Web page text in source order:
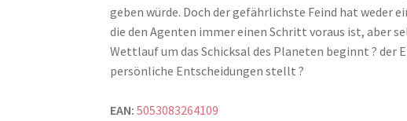
geben würde. Doch der gefährlichste Feind hat weder
die den Agenten immer einen Schritt voraus ist, aber
Wettlauf um das Schicksal des Planeten beginnt ?
persönliche Entscheidungen stellt ?
EAN: 5053083264109